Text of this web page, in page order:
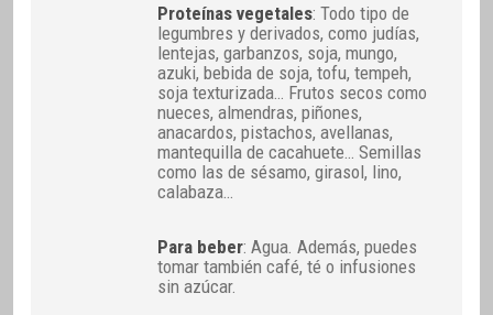
Proteínas vegetales: Todo tipo de
legumbres y derivados, como judías,
lentejas, garbanzos, soja, mungo,
azuki, bebida de soja, tofu, tempeh,
soja texturizada… Frutos secos como
nueces, almendras, piñones,
anacardos, pistachos, avellanas,
mantequilla de cacahuete… Semillas
como las de sésamo, girasol, lino,
calabaza…
Para beber: Agua. Además, puedes
tomar también café, té o infusiones
sin azúcar.